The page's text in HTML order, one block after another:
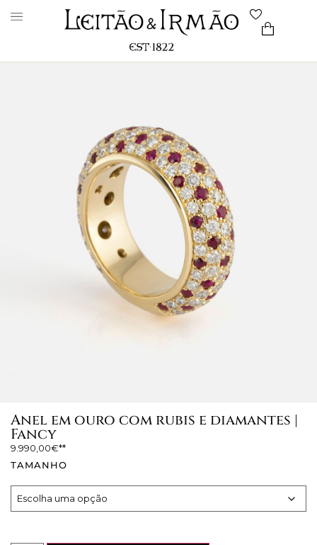
Anel em ouro com rubis e diamantes |
Fancy
9.990,00€
TAMANHO